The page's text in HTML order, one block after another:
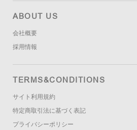
ABOUT US
会社概要
採用情報
TERMS&CONDITIONS
サイト利用規約
特定商取引法に基づく表記
プライバシーポリシー